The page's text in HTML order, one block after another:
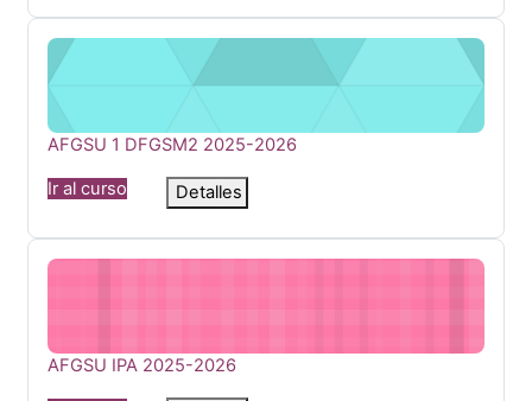
AFGSU 1 DFGSM2 2025-2026
Nombre del curso
AFGSU 1 DFGSM2 2025-2026
Ir al curso Detalles
AFGSU IPA 2025-2026
Nombre del curso
AFGSU IPA 2025-2026